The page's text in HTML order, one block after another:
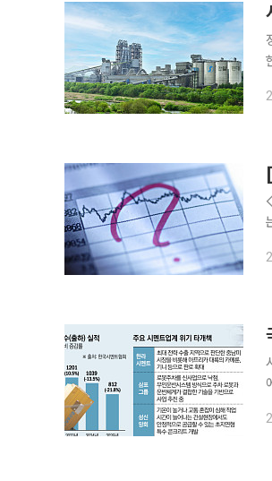
에